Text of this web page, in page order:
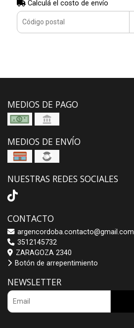
Calculá el costo de envío
MEDIOS DE PAGO
MEDIOS DE ENVÍO
NUESTRAS REDES SOCIALES
CONTACTO
argencordoba.contacto@gmail.com
3512145732
ZARAGOZA 2340
Botón de arrepentimiento
NEWSLETTER